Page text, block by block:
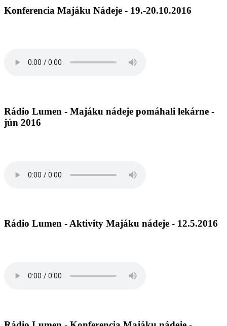
Konferencia Majáku Nádeje - 19.-20.10.2016
Rádio Lumen - Majáku nádeje pomáhali lekárne -
jún 2016
Rádio Lumen - Aktivity Majáku nádeje - 12.5.2016